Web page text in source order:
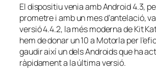
El dispositiu venia amb Android 4.3,
prometre i amb un mes d’antelació,
versió 4.4.2, la més moderna de Kit
hem de donar un 10 a Motorla per
gaudir així un dels Androids que ha
ràpidament a la última versió.